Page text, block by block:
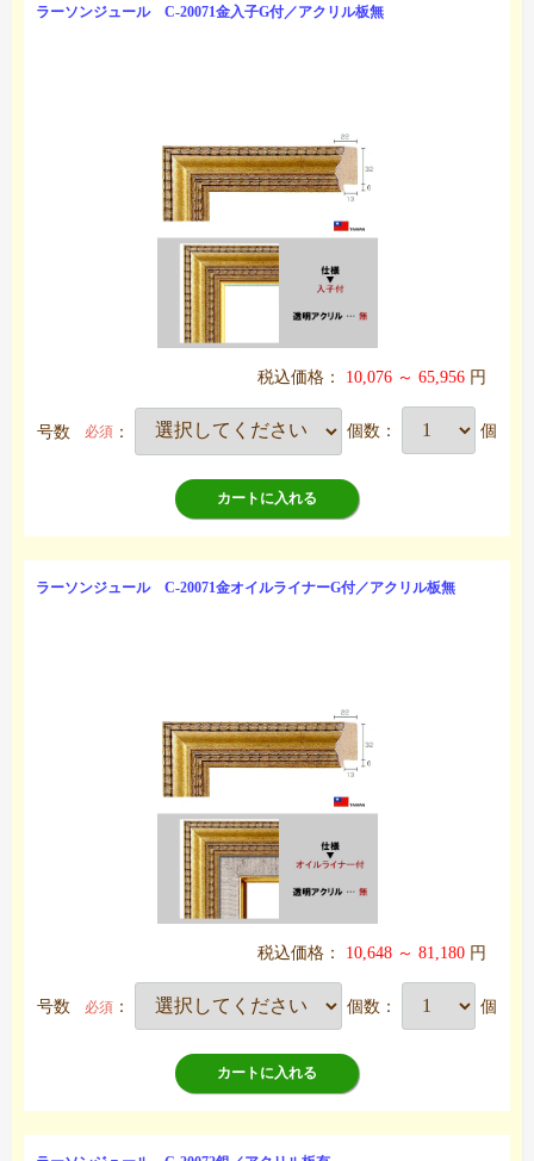
ラーソンジュール C-20071金入子G付／アクリル板無
税込価格： 10,076 ～ 65,956 円
号数 必須 ： 個数： 個
カートに入れる
ラーソンジュール C-20071金オイルライナーG付／アクリル板無
税込価格： 10,648 ～ 81,180 円
号数 必須 ： 個数： 個
カートに入れる